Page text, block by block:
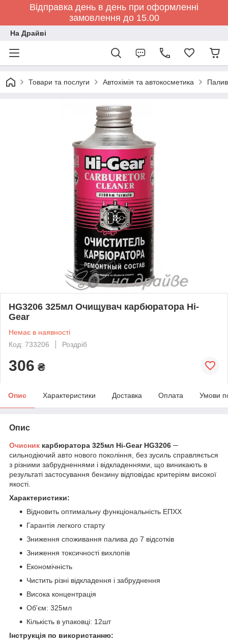
Відправка день в день при оформленні
замовлення до 15.00
На Драйві
Товари та послуги Автохімія та автокосметика
HG3206 325мл Очищувач карбюратора Hi-
Gear
Немає в наявності
Код: 733206
Роздріб
306 ₴
Опис Характеристики Доставка Оплата Умови
Опис
Очисник карбюратора 325мл Hi-Gear HG3206 ─
сильнодіючий авто нового покоління, без зусиль справляється
з різними забрудненнями і відкладеннями, що виникають в
результаті застосування бензину відповідає критеріям високої
якості.
Характеристики:
Відновить оптимальну функціональність ЕПХХ
Гарантія легкого старту
Зниження споживання палива до 7 відсотків
Зниження токсичності вихлопів
Економічність
Чистить різні відкладення і забруднення
Висока концентрація
Об'єм: 325мл
Кількість в упаковці: 12шт
Інструкція по використанню: